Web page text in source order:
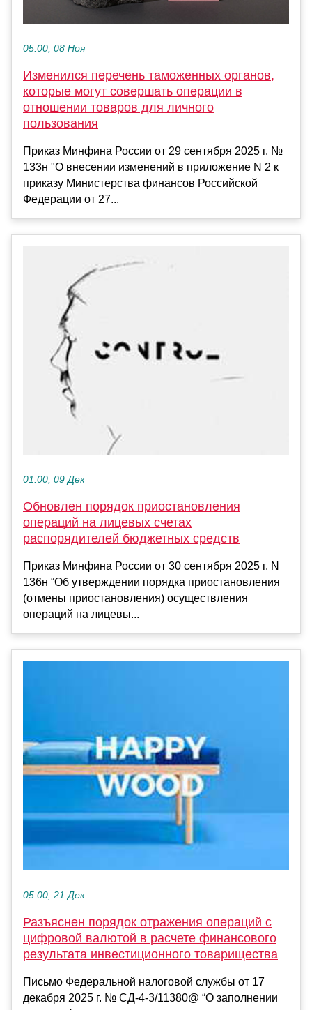
05:00, 08 Ноя
Изменился перечень таможенных органов,
которые могут совершать операции в
отношении товаров для личного
пользования
Приказ Минфина России от 29 сентября 2025 г. №
133н "О внесении изменений в приложение N 2 к
приказу Министерства финансов Российской
Федерации от 27...
01:00, 09 Дек
Обновлен порядок приостановления
операций на лицевых счетах
распорядителей бюджетных средств
Приказ Минфина России от 30 сентября 2025 г. N
136н “Об утверждении порядка приостановления
(отмены приостановления) осуществления
операций на лицевы...
05:00, 21 Дек
Разъяснен порядок отражения операций с
цифровой валютой в расчете финансового
результата инвестиционного товарищества
Письмо Федеральной налоговой службы от 17
декабря 2025 г. № СД-4-3/11380@ “О заполнении